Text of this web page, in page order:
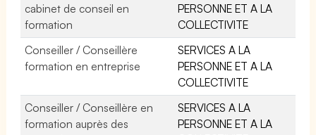
cabinet de conseil en
formation
PERSONNE ET A LA
COLLECTIVITE
Conseiller / Conseillère
formation en entreprise
SERVICES A LA
PERSONNE ET A LA
COLLECTIVITE
Conseiller / Conseillère en
formation auprès des
SERVICES A LA
PERSONNE ET A LA